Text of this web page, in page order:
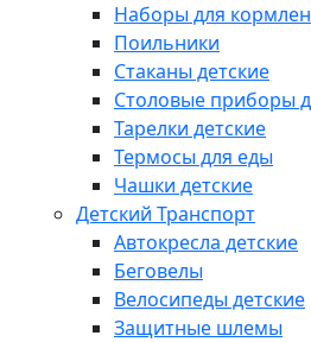
Наборы для
Поильники
Стаканы детские
Столовые приборы
Тарелки детские
Термосы для еды
Чашки детские
Детский Транспорт
Автокресла детские
Беговелы
Велосипеды детские
Защитные шлемы